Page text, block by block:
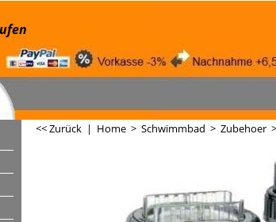
<< Zurück | Home > Schwimmbad > Zubehoer >